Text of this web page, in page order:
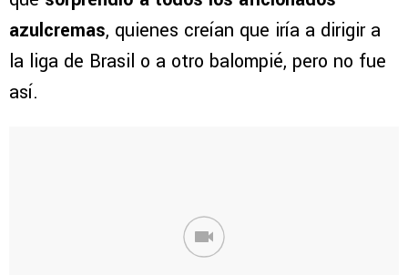
azulcremas, quienes creían que iría a dirigir a
la liga de Brasil o a otro balompié, pero no fue
así.